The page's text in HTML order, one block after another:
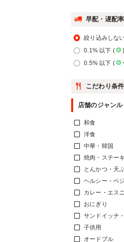
早配・遅配率
絞り込みしな
0.1% 以下 (
)
0.5% 以下 (
こだわり条件
店舗のジャンル
和食
洋食
中華・韓国
焼肉・ステーキ
とんかつ・天
ヘルシー・ベ
カレー・エス
おにぎり
サンドイッチ
子供用
オードブル